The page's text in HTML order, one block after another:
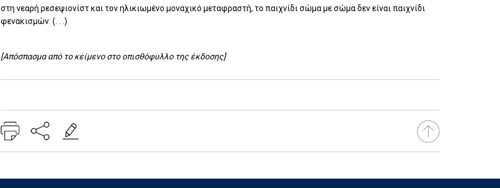
στη νεαρή ρεσεψιονίστ και τον ηλικιωμένο μοναχικό μεταφραστή, το παιχνίδι σώμα με σώμα δεν είναι παιχνίδι
φενακισμών. (. . .)
[Απόσπασμα από το κείμενο στο οπισθόφυλλο της έκδοσης]